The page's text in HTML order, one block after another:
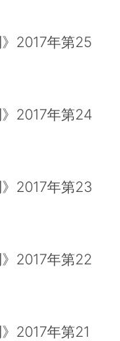
2017年第25
2017年第24
2017年第23
2017年第22
2017年第21